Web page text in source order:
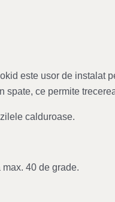
este usor de instalat
spate, ce permite
calduroase.
40 de grade.